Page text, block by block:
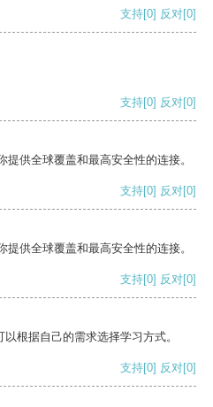
支持[0] 反对[0]
支持[0] 反对[0]
供全球覆盖和最高安全性的连接。
支持[0] 反对[0]
供全球覆盖和最高安全性的连接。
支持[0] 反对[0]
根据自己的需求选择学习方式。
支持[0] 反对[0]